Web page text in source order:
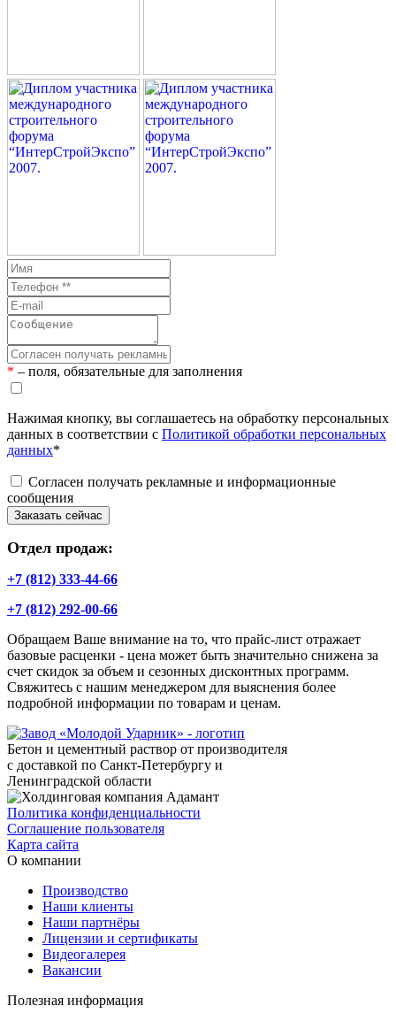
* – поля, обязательные для заполнения
Нажимая кнопку, вы соглашаетесь на обработку персональных
данных в соответствии с Политикой обработки персональных
данных*
Согласен получать рекламные и информационные
сообщения
Заказать сейчас
Отдел продаж:
+7 (812) 333-44-66
+7 (812) 292-00-66
Обращаем Ваше внимание на то, что прайс-лист отражает
базовые расценки - цена может быть значительно снижена за
счет скидок за объем и сезонных дисконтных программ.
Свяжитесь с нашим менеджером для выяснения более
подробной информации по товарам и ценам.
Бетон и цементный раствор от производителя
с доставкой по Санкт-Петербургу и
Ленинградской области
Политика конфиденциальности
Соглашение пользователя
Карта сайта
О компании
Производство
Наши клиенты
Наши партнёры
Лицензии и сертификаты
Видеогалерея
Вакансии
Полезная информация